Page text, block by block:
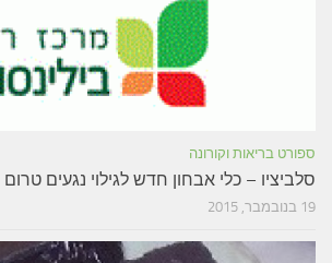
ספורט בריאות וקורונה
סלביציו – כלי אבחון חדש לגילוי נגעים
19 בנובמבר, 2015